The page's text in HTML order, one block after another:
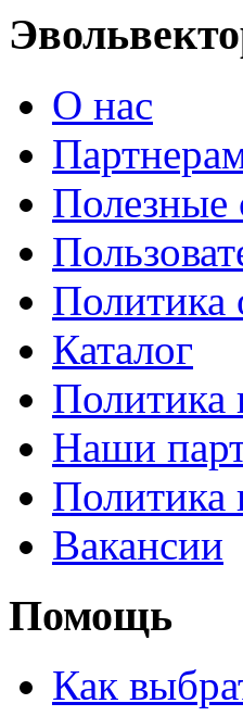
О нас
Полезные
Политика
Каталог
Политика
Наши
Политика
Вакансии
Помощь
Как